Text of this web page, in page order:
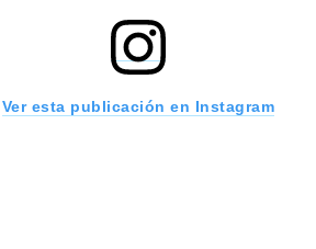
Ver esta publicación en Instagram